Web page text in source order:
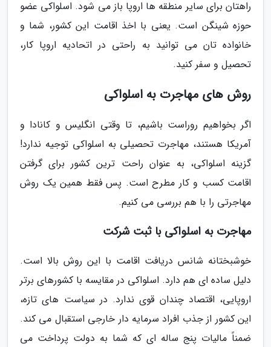
راهتان برای سایر منطقه ها اروپا باز می شود. اسلواکی عضو
حوزه شینگن است. یعنی با اخذ اقامت این کشور، شما و
خانواده تان می توانید به راحتی در اتحادیه اروپا کار،
تحصیل و سفر کنید.
روش های مهاجرت به اسلواکی
اگر بخواهیم روراست باشیم، تا وقتی انگلیس و کانادا و
آمریکا هستند، مهاجرت تحصیلی به اسلواکی توجیه ندارد!
گزینه اسلواکی، به عنوان راحت ترین کشور برای گرفتن
اقامت کسب و کار مطرح است. پس فقط همین یک روش
مهاجرتی را با هم بررسی می کنیم.
مهاجرت به اسلواکی با ثبت شرکت
خوشبختانه شانس دریافت اقامت با این روش بالا است.
دلیل ساده ای هم دارد. اسلواکی در مقایسه با کشورهای برتر
اروپایی، اقتصاد چندان قوی ندارد. در سیاست های تازه،
این کشور از جذب افراد سرمایه دار خارجی استقبال می کند.
ضمناً مالیات پنج ساله ای که شما به دولت پرداخت می